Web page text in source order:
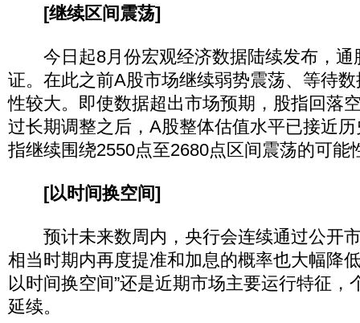
[继续区间震荡]
今日起8月份宏观经济数据陆续发布，通
证。在此之前A股市场继续弱势震荡、等待
性较大。即使数据超出市场预期，股指回落
过长期调整之后，A股整体估值水平已接近
指继续围绕2550点至2680点区间震荡的可能
[以时间换空间]
预计未来数周内，央行会连续通过公开
相当时期内再度提准和加息的概率也大幅降
以时间换空间”还是近期市场主要运行特征，
延续。